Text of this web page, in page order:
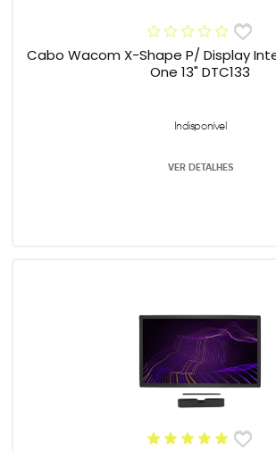
Cabo Wacom X-Shape P/ Display
One 13" DTC133
Indisponível
VER DETALHES